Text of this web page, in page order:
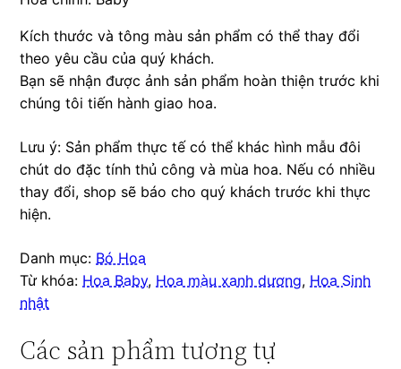
Kích thước và tông màu sản phẩm có thể thay đổi
theo yêu cầu của quý khách.
Bạn sẽ nhận được ảnh sản phẩm hoàn thiện trước khi
chúng tôi tiến hành giao hoa.
Lưu ý: Sản phẩm thực tế có thể khác hình mẫu đôi
chút do đặc tính thủ công và mùa hoa. Nếu có nhiều
thay đổi, shop sẽ báo cho quý khách trước khi thực
hiện.
Danh mục: Bó Hoa
Từ khóa: Hoa Baby, Hoa màu xanh dương, Hoa Sinh
nhật
Các sản phẩm tương tự